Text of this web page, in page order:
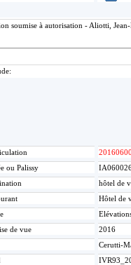
soumise à autorisation - Aliotti,
ou Palissy
hôtel de
Hôtel de
de vue
2016
Cerutti-